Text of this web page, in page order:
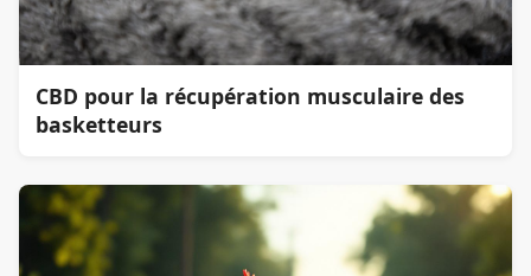
CBD pour la récupération musculaire des
basketteurs